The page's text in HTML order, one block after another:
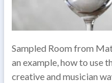
Sampled Room from
an example, how to use
creative and musician